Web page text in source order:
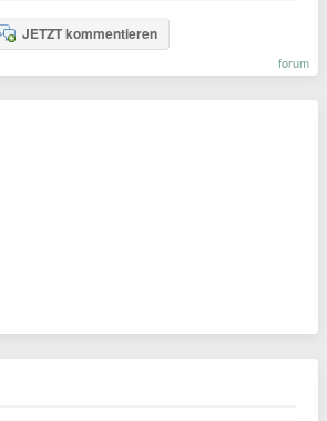
JETZT kommentieren
forum